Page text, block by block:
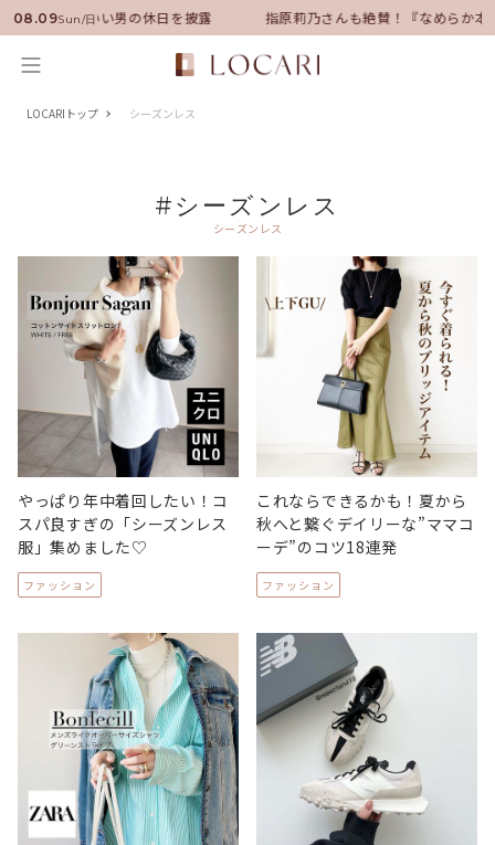
08.09Sun/日
ーに就任！いい男の休日を披露 指原莉乃さんも絶賛！『なめらか本
LOCARIトップ シーズンレス
#シーズンレス
シーズンレス
やっぱり年中着回したい！コ
スパ良すぎの「シーズンレス
服」集めました♡
ファッション
これならできるかも！夏から
秋へと繋ぐデイリーな”ママコ
ーデ”のコツ18連発
ファッション